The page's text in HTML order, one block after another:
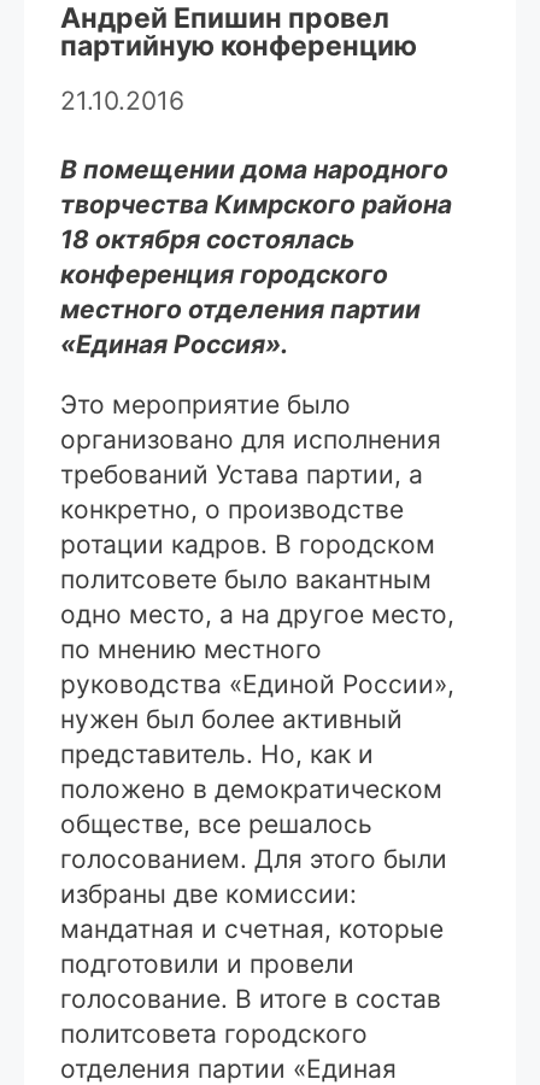
Андрей Епишин провел
партийную конференцию
21.10.2016
В помещении дома народного
творчества Кимрского района
18 октября состоялась
конференция городского
местного отделения партии
«Единая Россия».
Это мероприятие было
организовано для исполнения
требований Устава партии, а
конкретно, о производстве
ротации кадров. В городском
политсовете было вакантным
одно место, а на другое место,
по мнению местного
руководства «Единой России»,
нужен был более активный
представитель. Но, как и
положено в демократическом
обществе, все решалось
голосованием. Для этого были
избраны две комиссии:
мандатная и счетная, которые
подготовили и провели
голосование. В итоге в состав
политсовета городского
отделения партии «Единая